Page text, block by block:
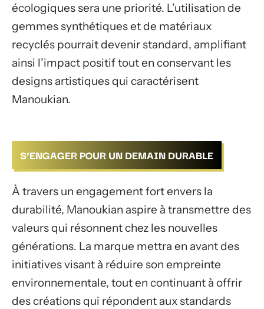
écologiques sera une priorité. L’utilisation de
gemmes synthétiques et de matériaux
recyclés pourrait devenir standard, amplifiant
ainsi l’impact positif tout en conservant les
designs artistiques qui caractérisent
Manoukian.
S’ENGAGER POUR UN DEMAIN DURABLE
À travers un engagement fort envers la
durabilité, Manoukian aspire à transmettre des
valeurs qui résonnent chez les nouvelles
générations. La marque mettra en avant des
initiatives visant à réduire son empreinte
environnementale, tout en continuant à offrir
des créations qui répondent aux standards